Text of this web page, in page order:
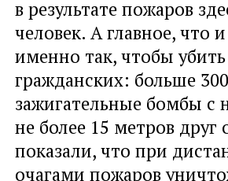
в результате пожаров
человек. А главное, что
именно так, чтобы
гражданских: больше
зажигательные бомбы с
не более 15 метров
показали, что при
очагами пожаров